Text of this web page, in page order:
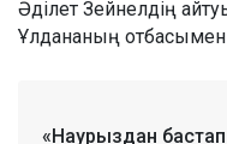
Әділет Зейнелдің
Ұлдананың отбасымен
«Наурыздан